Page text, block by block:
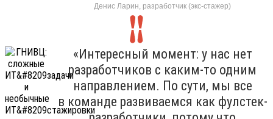
Денис Ларин, разработчик (экс-стажер)
«Интересный момент: у нас нет
разработчиков с каким-то одним
направлением. По сути, мы все
в команде развиваемся как фулстек-